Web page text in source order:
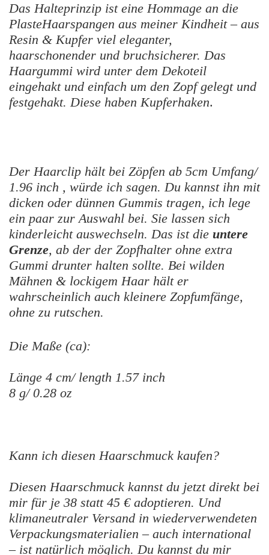
Das Halteprinzip ist eine Hommage an die
PlasteHaarspangen aus meiner Kindheit – aus
Resin & Kupfer viel eleganter,
haarschonender und bruchsicherer. Das
Haargummi wird unter dem Dekoteil
eingehakt und einfach um den Zopf gelegt und
festgehakt. Diese haben Kupferhaken.
Der Haarclip hält bei Zöpfen ab 5cm Umfang/
1.96 inch , würde ich sagen. Du kannst ihn mit
dicken oder dünnen Gummis tragen, ich lege
ein paar zur Auswahl bei. Sie lassen sich
kinderleicht auswechseln. Das ist die untere
Grenze, ab der der Zopfhalter ohne extra
Gummi drunter halten sollte. Bei wilden
Mähnen & lockigem Haar hält er
wahrscheinlich auch kleinere Zopfumfänge,
ohne zu rutschen.
Die Maße (ca):
Länge 4 cm/ length 1.57 inch
8 g/ 0.28 oz
Kann ich diesen Haarschmuck kaufen?
Diesen Haarschmuck kannst du jetzt direkt bei
mir für je 38 statt 45 € adoptieren. Und
klimaneutraler Versand in wiederverwendeten
Verpackungsmaterialien – auch international
– ist natürlich möglich. Du kannst du mir